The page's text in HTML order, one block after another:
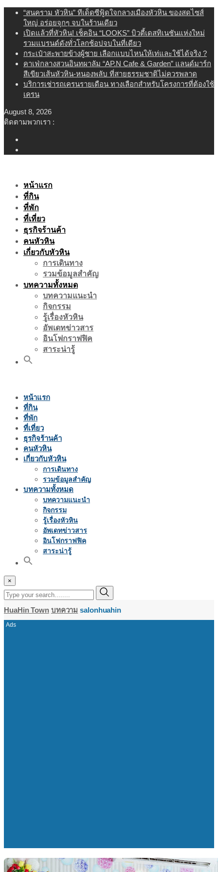
Skip
content
“สนคราม หัวหิน” ทีเด็ดซีฟู้ดใจกลางเมืองหัวหิน ของสดไซส์
ใหญ่ อร่อยจุกๆ จบในร้านเดียว
เปิดแล้วที่หัวหิน! เช็คอิน “LOOKS” บิวตี้เดสทิเนชันแห่งใหม่
รวมแบรนด์ดังทั่วโลกช้อปจบในที่เดียว
กระเป๋าสะพายข้างผู้ชาย เลือกแบบไหนให้เท่และใช้ได้จริง ?
คาเฟ่กลางสวนอินทผาลัม “AP.N Cafe & Garden” แลนด์มาร์ก
สีเขียวเส้นหัวหิน-หนองพลับ ที่สายธรรมชาติไม่ควรพลาด
บริการเช่ารถเครนรายเดือน ทางเลือกสำหรับโครงการที่ต้องใช้
เครน
August 8, 2026
ติดตามพวกเรา :
หน้าแรก
ที่กิน
ที่พัก
ที่เที่ยว
ธุรกิจร้านค้า
คนหัวหิน
เกี่ยวกับหัวหิน
การเดินทาง
รวมข้อมูลสำคัญ
บทความทั้งหมด
บทความแนะนำ
กิจกรรม
รู้เรื่องหัวหิน
อัพเดทข่าวสาร
อินโฟกราฟฟิค
สาระน่ารู้
หน้าแรก
ที่กิน
ที่พัก
ที่เที่ยว
ธุรกิจร้านค้า
คนหัวหิน
เกี่ยวกับหัวหิน
การเดินทาง
รวมข้อมูลสำคัญ
บทความทั้งหมด
บทความแนะนำ
กิจกรรม
รู้เรื่องหัวหิน
อัพเดทข่าวสาร
อินโฟกราฟฟิค
สาระน่ารู้
×
HuaHin Town บทความ salonhuahin